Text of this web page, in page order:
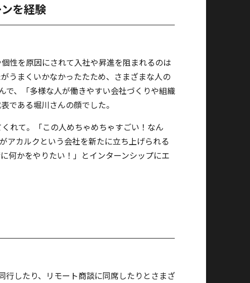
を経験
性を原因にされて入社や昇進を阻まれるのは
うまくいかなかったたため、さまざまな人の
、「多様な人が働きやすい会社づくりや組織
である堀川さんの顔でした。
れて。「この人めちゃめちゃすごい！なん
アカルクという会社を新たに立ち上げられる
何かをやりたい！」とインターンシップにエ
したり、リモート商談に同席したりとさまざ